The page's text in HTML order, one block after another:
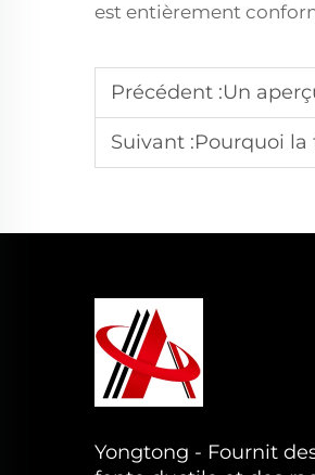
est entièrement
Précédent :Un aperçu
Suivant :Pourquoi la
Yongtong - Fournit